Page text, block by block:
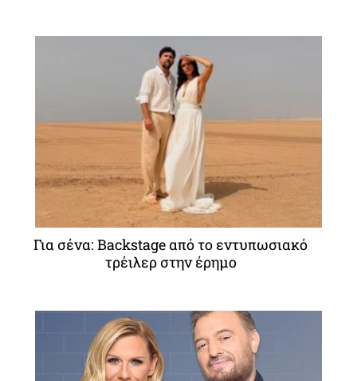
Για σένα: Backstage από το εντυπωσιακό
τρέιλερ στην έρημο